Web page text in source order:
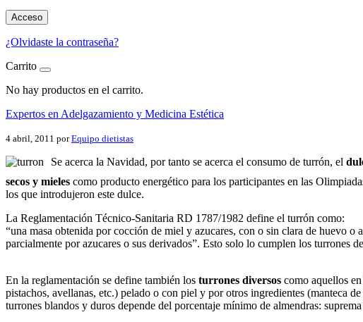
Acceso
¿Olvidaste la contraseña?
Carrito
No hay productos en el carrito.
Expertos en Adelgazamiento y Medicina Estética
4 abril, 2011 porEquipo dietistas
Se acerca la Navidad, por tanto se acerca el consumo de turrón, el
secos y mieles como producto energético para los participantes en las
los que introdujeron este dulce.
La Reglamentación Técnico-Sanitaria RD 1787/1982 define el turrón como:
“una masa obtenida por cocción de miel y azucares, con o sin clara de huevo
parcialmente por azucares o sus derivados”. Esto solo lo cumplen los turrones de
En la reglamentación se define también los turrones diversos como aquellos
pistachos, avellanas, etc.) pelado o con piel y por otros ingredientes (manteca
turrones blandos y duros depende del porcentaje mínimo de almendras: